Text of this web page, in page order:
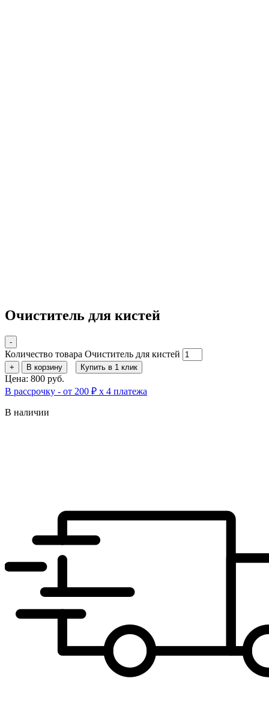
Очиститель для кистей
-
Количество товара Очиститель для кистей
+ В корзину Купить в 1 клик
Цена: 800 руб.
В рассрочку - от 200 ₽ х 4 платежа
В наличии